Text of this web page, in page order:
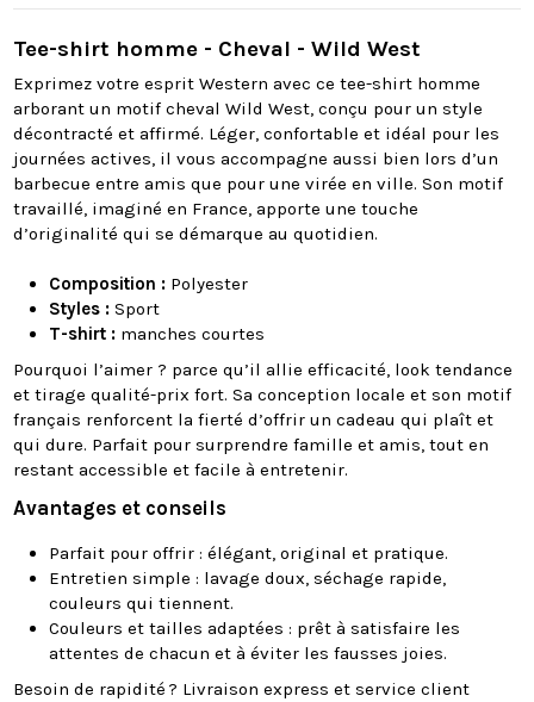
Tee-shirt homme - Cheval - Wild West
Exprimez votre esprit Western avec ce tee-shirt homme
arborant un motif cheval Wild West, conçu pour un style
décontracté et affirmé. Léger, confortable et idéal pour les
journées actives, il vous accompagne aussi bien lors d’un
barbecue entre amis que pour une virée en ville. Son motif
travaillé, imaginé en France, apporte une touche
d’originalité qui se démarque au quotidien.
Composition : Polyester
Styles : Sport
T-shirt : manches courtes
Pourquoi l’aimer ? parce qu’il allie efficacité, look tendance
et tirage qualité-prix fort. Sa conception locale et son motif
français renforcent la fierté d’offrir un cadeau qui plaît et
qui dure. Parfait pour surprendre famille et amis, tout en
restant accessible et facile à entretenir.
Avantages et conseils
Parfait pour offrir : élégant, original et pratique.
Entretien simple : lavage doux, séchage rapide,
couleurs qui tiennent.
Couleurs et tailles adaptées : prêt à satisfaire les
attentes de chacun et à éviter les fausses joies.
Besoin de rapidité ? Livraison express et service client